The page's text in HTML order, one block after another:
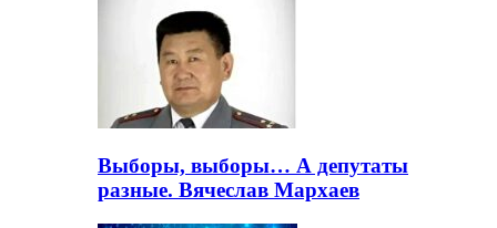
Выборы, выборы… А депутаты
разные. Вячеслав Мархаев